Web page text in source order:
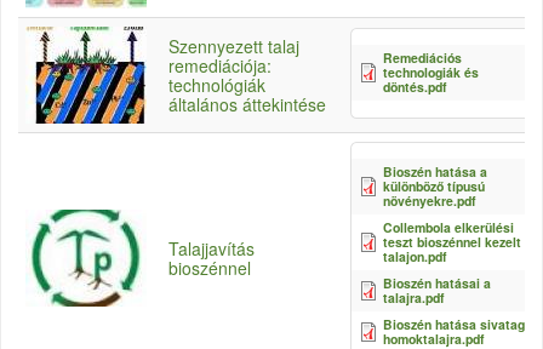
Szennyezett talaj
remediációja:
technológiák
általános áttekintése
Remediációs
technologiák és
döntés.pdf
Talajjavítás
bioszénnel
Bioszén hatása a
különböző típusú
növényekre.pdf
Collembola elkerülési
teszt bioszénnel kezelt
talajon.pdf
Bioszén hatásai a
talajra.pdf
Bioszén hatása sivatagi
homoktalajra.pdf